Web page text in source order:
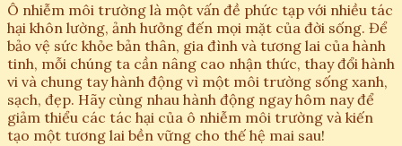
Ô nhiễm môi trường là một vấn đề phức tạp với nhiều tác
hại khôn lường, ảnh hưởng đến mọi mặt của đời sống. Để
bảo vệ sức khỏe bản thân, gia đình và tương lai của hành
tinh, mỗi chúng ta cần nâng cao nhận thức, thay đổi hành
vi và chung tay hành động vì một môi trường sống xanh,
sạch, đẹp. Hãy cùng nhau hành động ngay hôm nay để
giảm thiểu các tác hại của ô nhiễm môi trường và kiến
tạo một tương lai bền vững cho thế hệ mai sau!